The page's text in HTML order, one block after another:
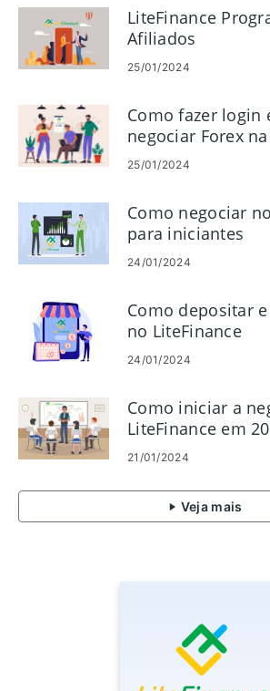
LiteFinance
Afiliados
25/01/2024
Como fazer login
negociar Forex
25/01/2024
Como negociar
para iniciantes
24/01/2024
Como depositar
no LiteFinance
24/01/2024
Como iniciar a
LiteFinance em
passo a passo
21/01/2024
Veja mais